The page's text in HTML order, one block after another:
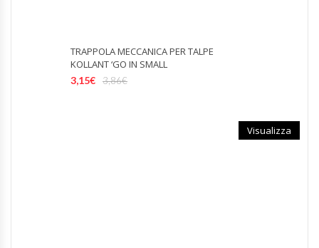
TRAPPOLA MECCANICA PER TALPE
KOLLANT ‘GO IN SMALL
3,86€
3,15€
Visualizza